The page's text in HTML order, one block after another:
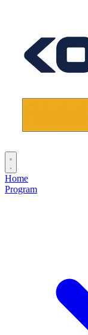
Home
Program